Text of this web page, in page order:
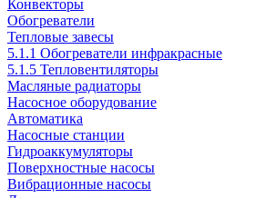
Конвекторы
Обогреватели
Тепловые завесы
5.1.1 Обогреватели инфракрасные
5.1.5 Тепловентиляторы
Масляные радиаторы
Насосное оборудование
Автоматика
Насосные станции
Гидроаккумуляторы
Поверхностные насосы
Вибрационные насосы